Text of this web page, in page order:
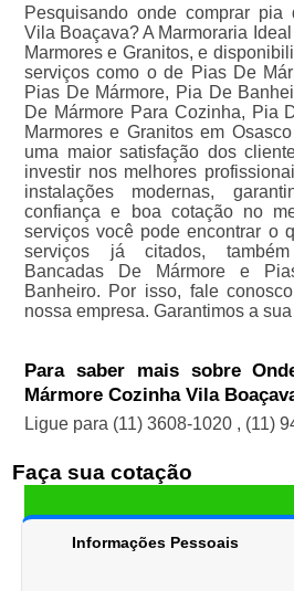
Pesquisando onde comprar pia
Vila Boaçava? A Marmoraria
Marmores e Granitos, e
serviços como o de Pias De
Pias De Mármore, Pia De
De Mármore Para Cozinha, Pia
Marmores e Granitos em
uma maior satisfação dos
investir nos melhores
instalações modernas,
confiança e boa cotação no
serviços você pode encontrar o
serviços já citados,
Bancadas De Mármore e
Banheiro. Por isso, fale
nossa empresa. Garantimos a
Para saber mais sobre
Mármore Cozinha Vila
Ligue para (11) 3608-1020 , (11)
Faça sua cotação
Informações Pessoais